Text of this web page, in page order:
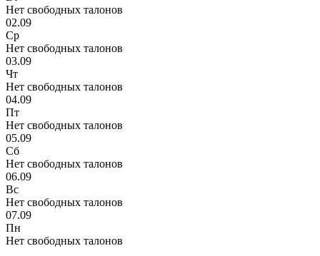
Нет свободных талонов
02.09
Ср
Нет свободных талонов
03.09
Чт
Нет свободных талонов
04.09
Пт
Нет свободных талонов
05.09
Сб
Нет свободных талонов
06.09
Вс
Нет свободных талонов
07.09
Пн
Нет свободных талонов